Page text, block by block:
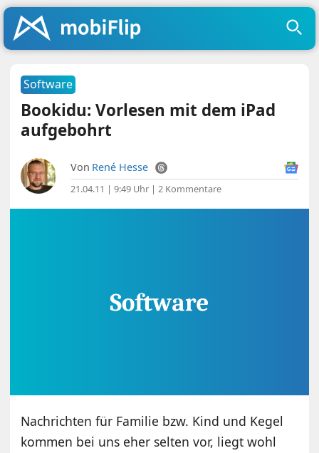
Software
Bookidu: Vorlesen mit dem iPad
aufgebohrt
Von René Hesse
21.04.11 | 9:49 Uhr |2 Kommentare
Nachrichten für Familie bzw. Kind und Kegel
kommen bei uns eher selten vor, liegt wohl